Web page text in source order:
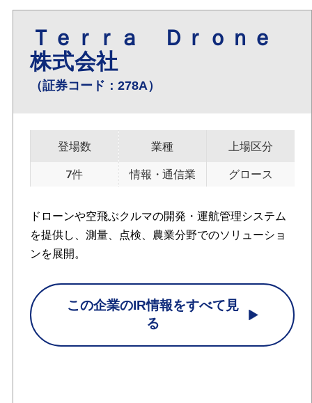
Ｔｅｒｒａ Ｄｒｏｎｅ
株式会社
（証券コード：278A）
登場数
7件
業種
情報・通信業
上場区分
グロース
ドローンや空飛ぶクルマの開発・運航管理システム
を提供し、測量、点検、農業分野でのソリューショ
ンを展開。
この企業のIR情報をすべて見
る